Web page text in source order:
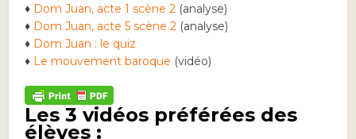
♦ Dom Juan, acte 1 scène 2 (analyse)
♦ Dom Juan, acte 5 scène 2 (analyse)
♦ Dom Juan : le quiz
♦ Le mouvement baroque (vidéo)
Les 3 vidéos préférées des
élèves :